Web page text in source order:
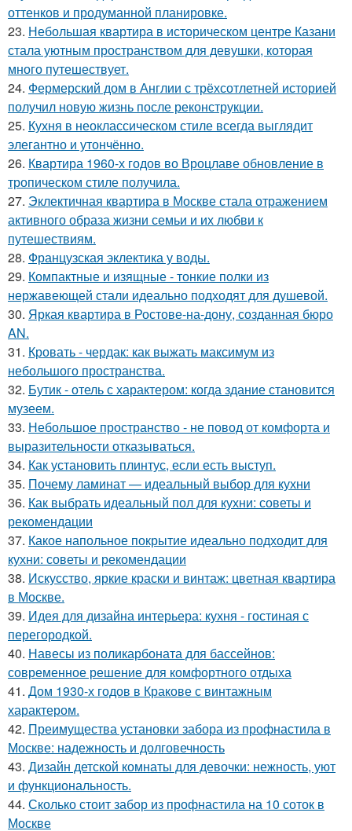
оттенков и продуманной планировке.
23. Небольшая квартира в историческом центре Казани
стала уютным пространством для девушки, которая
много путешествует.
24. Фермерский дом в Англии с трёхсотлетней историей
получил новую жизнь после реконструкции.
25. Кухня в неоклассическом стиле всегда выглядит
элегантно и утончённо.
26. Квартира 1960-х годов во Вроцлаве обновление в
тропическом стиле получила.
27. Эклектичная квартира в Москве стала отражением
активного образа жизни семьи и их любви к
путешествиям.
28. Французская эклектика у воды.
29. Компактные и изящные - тонкие полки из
нержавеющей стали идеально подходят для душевой.
30. Яркая квартира в Ростове-на-дону, созданная бюро
AN.
31. Кровать - чердак: как выжать максимум из
небольшого пространства.
32. Бутик - отель с характером: когда здание становится
музеем.
33. Небольшое пространство - не повод от комфорта и
выразительности отказываться.
34. Как установить плинтус, если есть выступ.
35. Почему ламинат — идеальный выбор для кухни
36. Как выбрать идеальный пол для кухни: советы и
рекомендации
37. Какое напольное покрытие идеально подходит для
кухни: советы и рекомендации
38. Искусство, яркие краски и винтаж: цветная квартира
в Москве.
39. Идея для дизайна интерьера: кухня - гостиная с
перегородкой.
40. Навесы из поликарбоната для бассейнов:
современное решение для комфортного отдыха
41. Дом 1930-х годов в Кракове с винтажным
характером.
42. Преимущества установки забора из профнастила в
Москве: надежность и долговечность
43. Дизайн детской комнаты для девочки: нежность, уют
и функциональность.
44. Сколько стоит забор из профнастила на 10 соток в
Москве